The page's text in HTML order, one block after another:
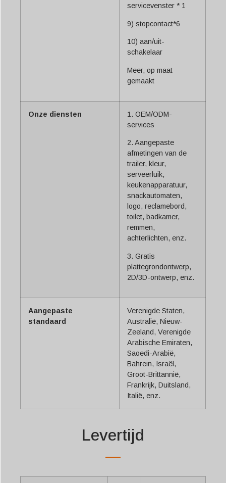
servicevenster * 1
9) stopcontact*6
10) aan/uit-
schakelaar
Meer, op maat
gemaakt
Onze diensten
1. OEM/ODM-
services
2. Aangepaste
afmetingen van de
trailer, kleur,
serveerluik,
keukenapparatuur,
snackautomaten,
logo, reclamebord,
toilet, badkamer,
remmen,
achterlichten, enz.
3. Gratis
plattegrondontwerp,
2D/3D-ontwerp, enz.
Aangepaste
standaard
Verenigde Staten,
Australië, Nieuw-
Zeeland, Verenigde
Arabische Emiraten,
Saoedi-Arabië,
Bahrein, Israël,
Groot-Brittannië,
Frankrijk, Duitsland,
Italië, enz.
Levertijd